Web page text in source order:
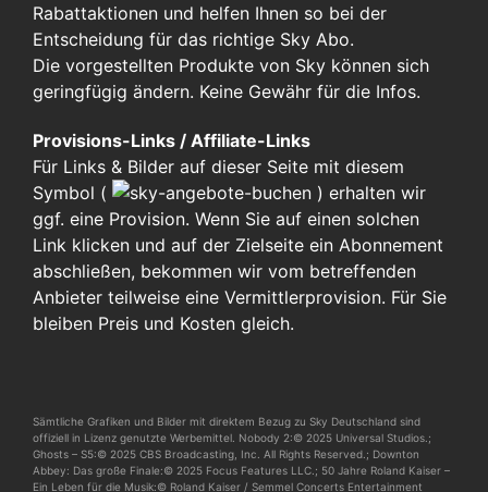
Rabattaktionen und helfen Ihnen so bei der
Entscheidung für das richtige Sky Abo.
Die vorgestellten Produkte von Sky können sich
geringfügig ändern. Keine Gewähr für die Infos.
Provisions-Links / Affiliate-Links
Für Links & Bilder auf dieser Seite mit diesem
Symbol (
) erhalten wir
ggf. eine Provision. Wenn Sie auf einen solchen
Link klicken und auf der Zielseite ein Abonnement
abschließen, bekommen wir vom betreffenden
Anbieter teilweise eine Vermittlerprovision. Für Sie
bleiben Preis und Kosten gleich.
Sämtliche Grafiken und Bilder mit direktem Bezug zu Sky Deutschland sind
offiziell in Lizenz genutzte Werbemittel. Nobody 2:© 2025 Universal Studios.;
Ghosts – S5:© 2025 CBS Broadcasting, Inc. All Rights Reserved.; Downton
Abbey: Das große Finale:© 2025 Focus Features LLC.; 50 Jahre Roland Kaiser –
Ein Leben für die Musik:© Roland Kaiser / Semmel Concerts Entertainment